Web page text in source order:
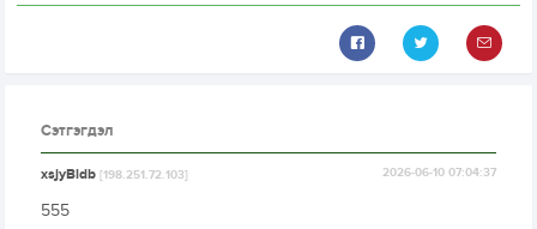
Сэтгэгдэл
xsjyBldb[198.251.72.103] 2026-06-10 07:04:37
555